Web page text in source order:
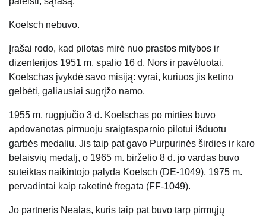
Koelsch nebuvo.
Įrašai rodo, kad pilotas mirė nuo prastos mitybos ir
dizenterijos 1951 m. spalio 16 d. Nors ir pavėluotai,
Koelschas įvykdė savo misiją: vyrai, kuriuos jis ketino
gelbėti, galiausiai sugrįžo namo.
1955 m. rugpjūčio 3 d. Koelschas po mirties buvo
apdovanotas pirmuoju sraigtasparnio pilotui išduotu
garbės medaliu. Jis taip pat gavo Purpurinės širdies ir karo
belaisvių medalį, o 1965 m. birželio 8 d. jo vardas buvo
suteiktas naikintojo palyda Koelsch (DE-1049), 1975 m.
pervadintai kaip raketinė fregata (FF-1049).
Jo partneris Nealas, kuris taip pat buvo tarp pirmųjų